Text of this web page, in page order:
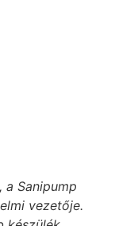
a Sanipump
vezetője.